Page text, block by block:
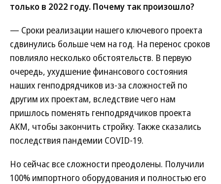
только в 2022 году. Почему так произошло?
— Сроки реализации нашего ключевого проекта
сдвинулись больше чем на год. На перенос сроков
повлияло несколько обстоятельств. В первую
очередь, ухудшение финансового состояния
наших генподрядчиков из-за сложностей по
другим их проектам, вследствие чего нам
пришлось поменять генподрядчиков проекта
АКМ, чтобы закончить стройку. Также сказались
последствия пандемии COVID-19.
Но сейчас все сложности преодолены. Получили
100% импорт­ного оборудования и полностью его